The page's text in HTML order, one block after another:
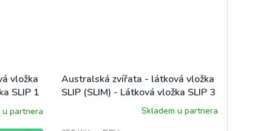
vložka
SLIP 1
u partnera
Australská zvířata - látková vložka
SLIP (SLIM) - Látková vložka SLIP 3
Skladem u partnera